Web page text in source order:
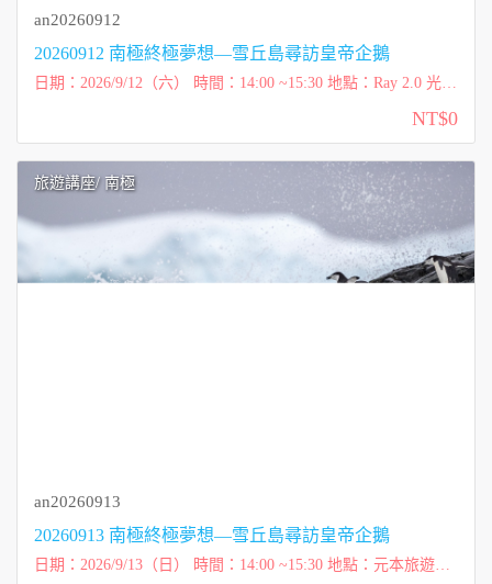
an20260912
20260912 南極終極夢想—雪丘島尋訪皇帝企鵝
日期：2026/9/12（六） 時間：14:00 ~15:30 地點：Ray 2.0 光線
NT$0
旅遊講座/ 南極
an20260913
20260913 南極終極夢想—雪丘島尋訪皇帝企鵝
日期：2026/9/13（日） 時間：14:00 ~15:30 地點：元本旅遊